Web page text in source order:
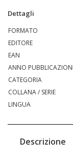
Dettagli
FORMATO
EDITORE
EAN
ANNO
CATEGORIA
COLLANA / SERIE
LINGUA
Descrizione